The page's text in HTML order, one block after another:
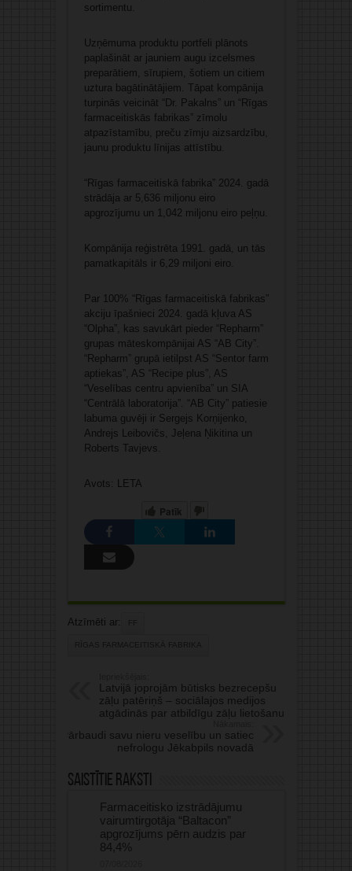
sortimentu.
Uzņēmuma produktu portfeli plānots
paplašināt ar jauniem augu izcelsmes
preparātiem, sīrupiem, šotiem un citiem
uztura bagātinātājiem. Tāpat kompānija
turpinās veicināt “Dr. Pakalns” un “Rīgas
farmaceitiskās fabrikas” zīmolu
atpazīstamību, preču zīmju aizsardzību,
jaunu produktu līnijas attīstību.
“Rīgas farmaceitiskā fabrika” 2024. gadā
strādāja ar 5,636 miljonu eiro
apgrozījumu un 1,042 miljonu eiro peļņu.
Kompānija reģistrēta 1991. gadā, un tās
pamatkapitāls ir 6,29 miljoni eiro.
Par 100% “Rīgas farmaceitiskā fabrikas”
akciju īpašnieci 2024. gadā kļuva AS
“Olpha”, kas savukārt pieder “Repharm”
grupas māteskompānijai AS “AB City”.
“Repharm” grupā ietilpst AS “Sentor farm
aptiekas”, AS “Recipe plus”, AS
“Veselības centru apvienība” un SIA
“Centrālā laboratorija”. “AB City” patiesie
labuma guvēji ir Sergejs Korņijenko,
Andrejs Leibovičs, Jeļena Ņikitina un
Roberts Tavjevs.
Avots: LETA
Patīk
Atzīmēti ar: FF
RĪGAS FARMACEITISKĀ FABRIKA
Latvijā joprojām būtisks bezrecepšu
zāļu patēriņš – sociālajos medijos
atgādinās par atbildīgu zāļu lietošanu
Pārbaudi savu nieru veselību un satiec
nefrologu Jēkabpils novadā
Saistītie raksti
Farmaceitisko izstrādājumu
vairumtirgotāja “Baltacon”
apgrozījums pērn audzis par
84,4%